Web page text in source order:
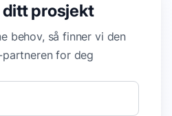
prosjekt
behov, så finner vi den
for deg